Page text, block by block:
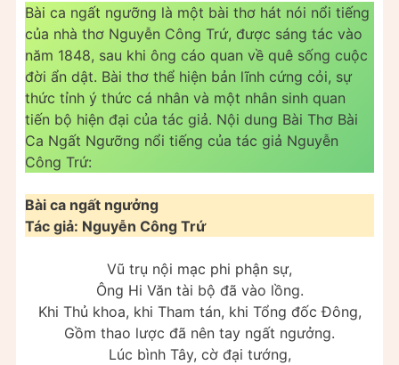
Bài ca ngất ngưỡng là một bài thơ hát nói nổi tiếng
của nhà thơ Nguyễn Công Trứ, được sáng tác vào
năm 1848, sau khi ông cáo quan về quê sống cuộc
đời ẩn dật. Bài thơ thể hiện bản lĩnh cứng cỏi, sự
thức tỉnh ý thức cá nhân và một nhân sinh quan
tiến bộ hiện đại của tác giả. Nội dung Bài Thơ Bài
Ca Ngất Ngưỡng nổi tiếng của tác giả Nguyễn
Công Trứ:
Bài ca ngất ngưởng
Tác giả: Nguyễn Công Trứ
Vũ trụ nội mạc phi phận sự,
Ông Hi Văn tài bộ đã vào lồng.
Khi Thủ khoa, khi Tham tán, khi Tổng đốc Đông,
Gồm thao lược đã nên tay ngất ngưởng.
Lúc bình Tây, cờ đại tướng,